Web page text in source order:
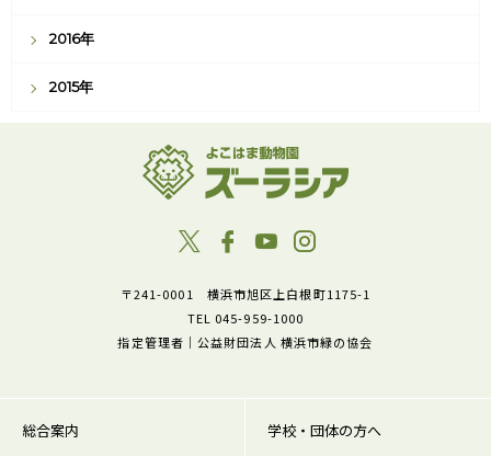
2016年
2015年
〒241-0001 横浜市旭区上白根町1175-1
TEL 045-959-1000
指定管理者｜公益財団法人 横浜市緑の協会
総合案内
学校・団体の方へ